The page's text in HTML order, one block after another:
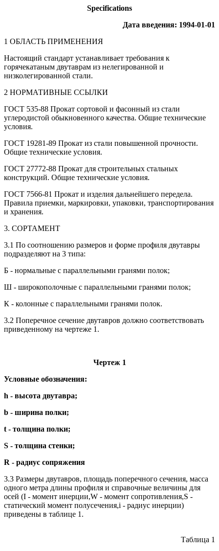
Specifications
Дата введения: 1994-01-01
1 ОБЛАСТЬ ПРИМЕНЕНИЯ
Настоящий стандарт устанавливает требования к
горячекатаным двутаврам из нелегированной и
низколегированной стали.
2 НОРМАТИВНЫЕ ССЫЛКИ
ГОСТ 535-88 Прокат сортовой и фасонный из стали
углеродистой обыкновенного качества. Общие технические
условия.
ГОСТ 19281-89 Прокат из стали повышенной прочности.
Общие технические условия.
ГОСТ 27772-88 Прокат для строительных стальных
конструкций. Общие технические условия.
ГОСТ 7566-81 Прокат и изделия дальнейшего передела.
Правила приемки, маркировки, упаковки, транспортирования
и хранения.
3. СОРТАМЕНТ
3.1 По соотношению размеров и форме профиля двутавры
подразделяют на 3 типа:
Б - нормальные с параллельными гранями полок;
Ш - широкополочные с параллельными гранями полок;
К - колонные с параллельными гранями полок.
3.2 Поперечное сечение двутавров должно соответствовать
приведенному на чертеже 1.
Чертеж 1
Условные обозначения:
h - высота двутавра;
b - ширина полки;
t - толщина полки;
S - толщина стенки;
R - радиус сопряжения
3.3 Размеры двутавров, площадь поперечного сечения, масса
одного метра длины профиля и справочные величины для
осей (I - момент инерции,W - момент сопротивления,S -
статический момент полусечения,i - радиус инерции)
приведены в таблице 1.
Таблица 1